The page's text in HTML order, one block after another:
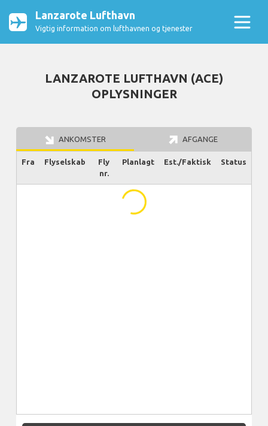
Lanzarote Lufthavn
Vigtig information om lufthavnen og tjenester
LANZAROTE LUFTHAVN (ACE)
OPLYSNINGER
ANKOMSTER AFGANGE
Fra Flyselskab
Fly
nr.
Planlagt Est./Faktisk Status
...